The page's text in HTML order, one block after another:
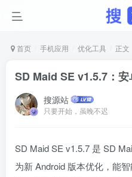
首页 手机应用 优化工具 正文
SD Maid SE v1.5.7：
搜源站
只要开始，虽晚不迟
SD Maid SE v1.5.7 是 SD
为新 Android 版本优化，能